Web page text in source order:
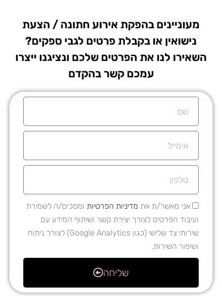
מעוניינים בהפקת אירוע חתונה / הצעת
נישואין או בקבלת פרטים לגבי ספקים?
השאירו לנו את הפרטים שלכם ונציגנו ייצרו
עמכם קשר בהקדם
אני מאשר/ת את מדיניות הפרטיות ומסכים/ה לשמירת
ועיבוד הפרטים לצורך יצירת קשר ושיתוף המידע עם
שירותי צד שלישי (כגון Google Analytics) לצורך ניתוח
ושיפור השירות.
שליחה